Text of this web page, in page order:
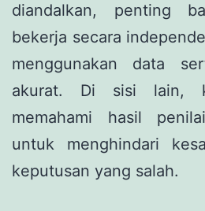
diandalkan, penting
bekerja secara
menggunakan data
akurat. Di sisi lain,
memahami hasil
untuk menghindari
keputusan yang salah.